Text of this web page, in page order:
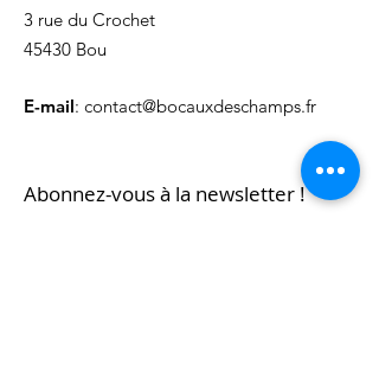
3 rue du Crochet
45430 Bou
E-mail: contact@bocauxdeschamps.fr
Abonnez-vous à la newsletter !